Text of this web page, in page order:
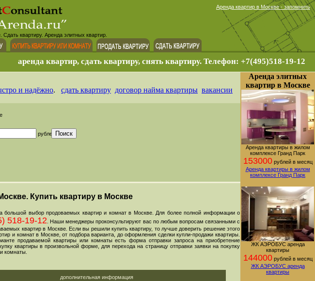
Аренда квартир в Москве - запомнить
квартиру. Аренда элитных квартир.
аренда квартир, сдать квартиру, снять квартиру. Телефон: +7(495)518-19-12
и надёжно. сдать квартиру договор найма квартиры вакансии
рублей
Купить квартиру в Москве
большой выбор продоваемых квартир и комнат в Москве. Для более полной информации о
518-19-12 . Наши менеджеры проконсультируют вас по любым вопросам связанными с
квартир в Москве. Если вы решили купить квартиру, то лучше доверить решение этого
и комнат в Москве, от подбора варианта, до оформления сделки купли-продажи квартиры.
продаваемой квартиры или комнаты есть форма отправки запроса на приобретение
квартиры в произвольной форме, для перехода на страницу отправки заявки на покупку
комнаты.
дополнительная информация
Аренда элитных
квартир в Москве
Аренда квартиры в жилом
комплексе Гранд Парк
153000рублей в месяц
Аренда квартиры в жилом
комплексе Гранд Парк
ЖК АЭРОБУС аренда
квартиры
144000рублей в месяц
ЖК АЭРОБУС аренда
квартиры